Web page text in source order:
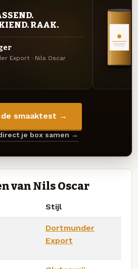
RAAK.
Export · Nils Oscar
de smaaktest →
je box samen →
van Nils Oscar
Stijl
Dortmunder
Export